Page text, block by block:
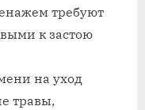
требуют
к застою
на уход
травы,